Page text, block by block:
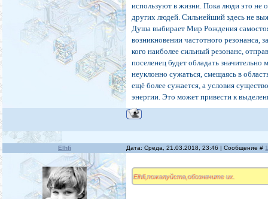
используют в жизни. Пока люди это не
других людей. Сильнейший здесь не
Душа выбирает Мир Рождения
возникновении частотного
кого наиболее сильный резонанс,
поселенец будет обладать
неуклонно сужаться, смещаясь в
ещё более сужается, а условия
энергии. Это может привести к
Elhfi Дата: Среда, 21.03.2018, 23:46 | Сообщение #
Elhfi,пожалуйста,обозначите их.